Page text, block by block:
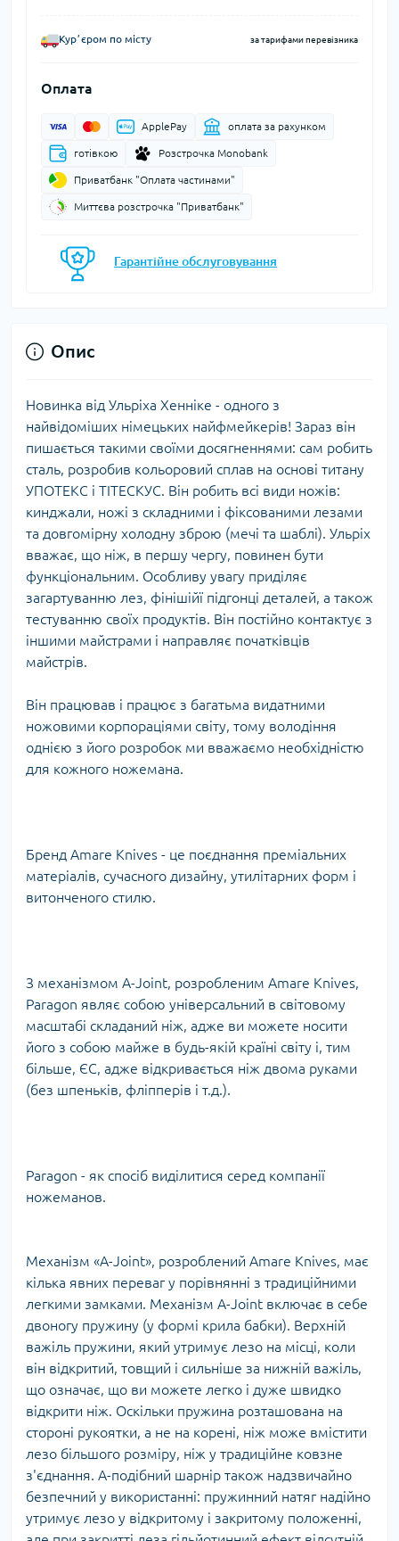
Курʼєром по місту за тарифами перевізника
Оплата
ApplePay оплата за рахунком
готівкою Розстрочка Monobank
Приватбанк "Оплата частинами"
Миттєва розстрочка "Приватбанк"
Гарантійне обслуговування
Опис
Новинка від Ульріха Хенніке - одного з
найвідоміших німецьких найфмейкерів! Зараз він
пишається такими своїми досягненнями: сам робить
сталь, розробив кольоровий сплав на основі титану
УПОТЕКС і ТІТЕСКУС. Він робить всі види ножів:
кинджали, ножі з складними і фіксованими лезами
та довгомірну холодну зброю (мечі та шаблі). Ульріх
вважає, що ніж, в першу чергу, повинен бути
функціональним. Особливу увагу приділяє
загартуванню лез, фінішійї підгонці деталей, а також
тестуванню своїх продуктів. Він постійно контактує з
іншими майстрами і направляє початківців
майстрів.
Він працював і працює з багатьма видатними
ножовими корпораціями світу, тому володіння
однією з його розробок ми вважаємо необхідністю
для кожного ножемана.
Бренд Amare Knives - це поєднання преміальних
матеріалів, сучасного дизайну, утилітарних форм і
витонченого стилю.
З механізмом A-Joint, розробленим Amare Knives,
Paragon являє собою універсальний в світовому
масштабі складаний ніж, адже ви можете носити
його з собою майже в будь-якій країні світу і, тим
більше, ЄС, адже відкривається ніж двома руками
(без шпеньків, фліпперів і т.д.).
Paragon - як спосіб виділитися серед компанії
ножеманов.
Механізм «A-Joint», розроблений Amare Knives, має
кілька явних переваг у порівнянні з традиційними
легкими замками. Механізм A-Joint включає в себе
двоногу пружину (у формі крила бабки). Верхній
важіль пружини, який утримує лезо на місці, коли
він відкритий, товщий і сильніше за нижній важіль,
що означає, що ви можете легко і дуже швидко
відкрити ніж. Оскільки пружина розташована на
стороні рукоятки, а не на корені, ніж може вмістити
лезо більшого розміру, ніж у традиційне ковзне
з'єднання. А-подібний шарнір також надзвичайно
безпечний у використанні: пружинний натяг надійно
утримує лезо у відкритому і закритому положенні,